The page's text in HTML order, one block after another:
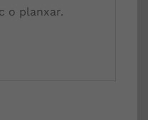
o planxar.